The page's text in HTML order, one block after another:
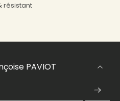
résistant
PAVIOT